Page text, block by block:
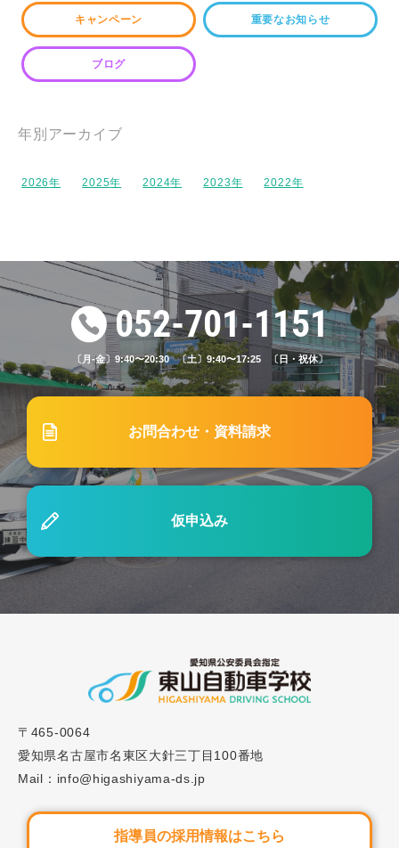
ブログ 2025.12.30
#70【女性も社会人も安心】東山自動車学校が働き
ながら・子育てしながらでも通いやすい理由
ブログ
#22「【自動車運転免許】学生のうちにとった方が
#80 東山自動車学校の仮免許取得年齢対応とは？
入校タイミングや取得ポイントを解説
ブログ 2025.06.15
#63 その交通ルール、勘違いしていませんか？間違
えやすい交通ルールと注意点
キャンペーン 2024.07.16
お友達紹介制度について
キャンペーン 重要なお知らせ
ブログ
年別アーカイブ
2026 2025 2024 2023 2022
052-701-1151
〔月-金〕9:40〜20:30 〔土〕9:40〜17:25 〔日・祝休〕
お問合わせ・資料請求
仮申込み
〒465-0064
愛知県名古屋市名東区大針三丁目100番地
Mail：info@higashiyama-ds.jp
指導員の採用情報はこちら